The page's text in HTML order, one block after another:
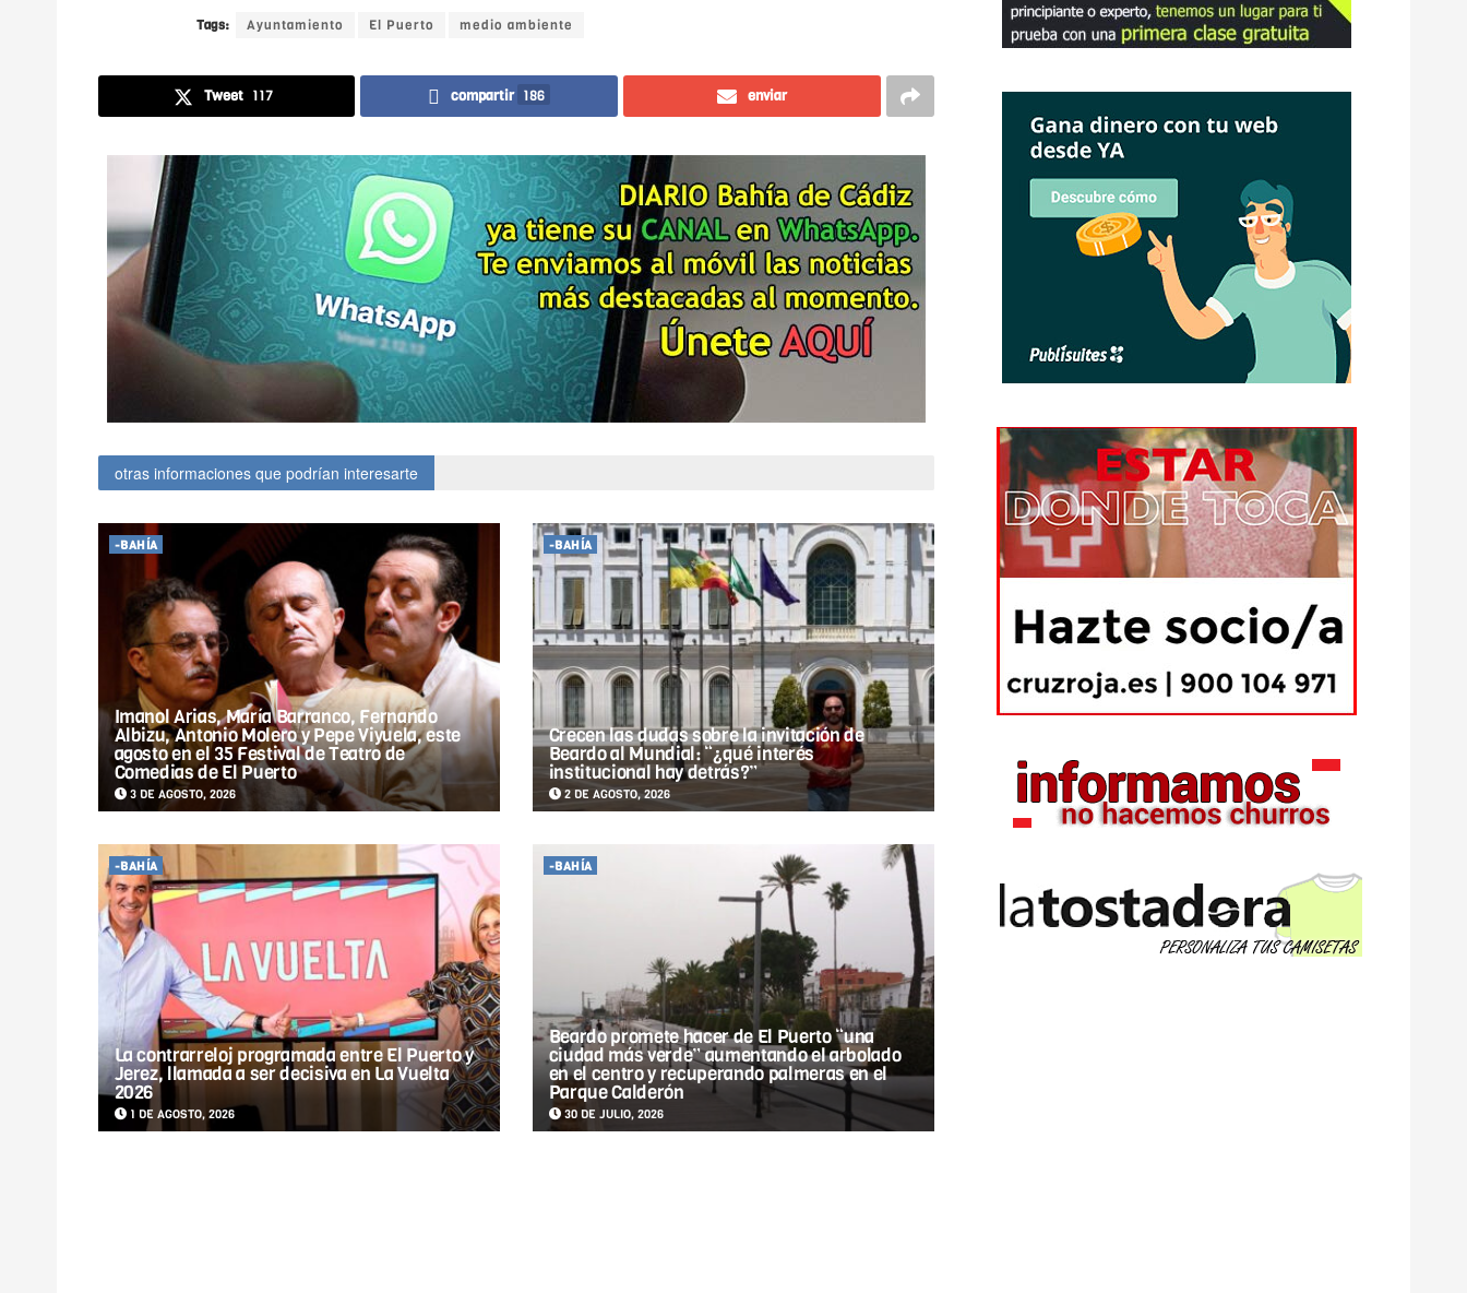
Tags: Ayuntamiento El Puerto medio ambiente
Tweet 117 compartir 186 enviar
otras informaciones que podrían interesarte
-BAHÍA
Imanol Arias, María Barranco, Fernando
Albizu, Antonio Molero y Pepe Viyuela, este
agosto en el 35 Festival de Teatro de
Comedias de El Puerto
3 DE AGOSTO, 2026
-BAHÍA
Crecen las dudas sobre la invitación de
Beardo al Mundial: “¿qué interés
institucional hay detrás?”
2 DE AGOSTO, 2026
-BAHÍA
La contrarreloj programada entre El Puerto y
Jerez, llamada a ser decisiva en La Vuelta
2026
1 DE AGOSTO, 2026
-BAHÍA
Beardo promete hacer de El Puerto “una
ciudad más verde” aumentando el arbolado
en el centro y recuperando palmeras en el
Parque Calderón
30 DE JULIO, 2026